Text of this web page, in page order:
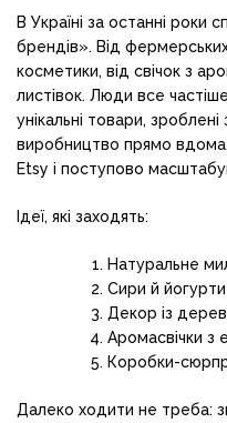
В Україні за останні роки
брендів». Від
косметики, від свічок з
листівок. Люди все
унікальні товари,
виробництво прямо
Etsy і поступово
Ідеї, які заходять:
Натуральне
Сири й йогурти
Декор із
Аромасвічки з
Коробки-
Далеко ходити не треба: